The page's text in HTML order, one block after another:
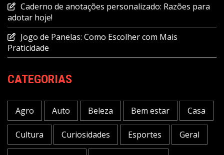
Caderno de anotações personalizado: Razões para
adotar hoje!
Jogo de Panelas: Como Escolher com Mais
Praticidade
CATEGORIAS
Agro Auto Beleza Bem estar Casa
Cultura Curiosidades Esportes Geral